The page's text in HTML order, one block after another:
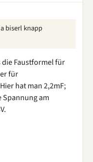
biserl knapp
Faustformel für
für
hat man 2,2mF;
Spannung am